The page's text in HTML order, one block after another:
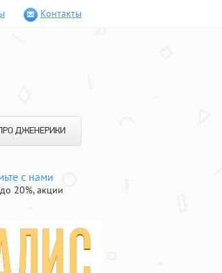
Контакты
ДЖЕНЕРИКИ
с нами
20%, акции